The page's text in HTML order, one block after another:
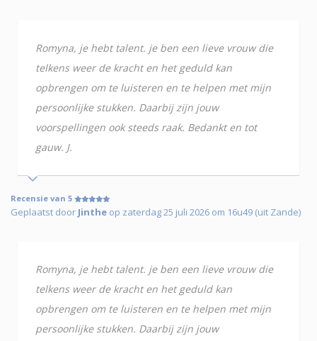
Romyna, je hebt talent. je ben een lieve vrouw die
telkens weer de kracht en het geduld kan
opbrengen om te luisteren en te helpen met mijn
persoonlijke stukken. Daarbij zijn jouw
voorspellingen ook steeds raak. Bedankt en tot
gauw. J.
Recensie van 5
Geplaatst door Jinthe op zaterdag 25 juli 2026 om 16u49 (uit Zande)
Romyna, je hebt talent. je ben een lieve vrouw die
telkens weer de kracht en het geduld kan
opbrengen om te luisteren en te helpen met mijn
persoonlijke stukken. Daarbij zijn jouw